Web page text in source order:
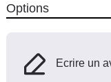
Options
Ecrire un